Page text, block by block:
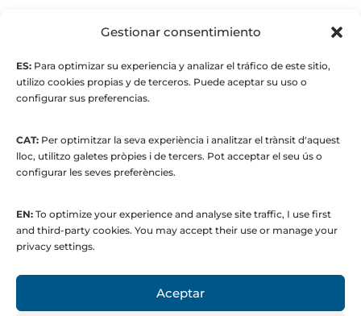
Gestionar consentimiento
ES: Para optimizar su experiencia y analizar el tráfico de este sitio,
utilizo cookies propias y de terceros. Puede aceptar su uso o
configurar sus preferencias.
CAT: Per optimitzar la seva experiència i analitzar el trànsit d'aquest
lloc, utilitzo galetes pròpies i de tercers. Pot acceptar el seu ús o
configurar les seves preferències.
EN: To optimize your experience and analyse site traffic, I use first
and third-party cookies. You may accept their use or manage your
privacy settings.
Aceptar
© Maria Fernandez Alonso
Full index
© 2015 to present. María Fernández Alonso
Strategic Manager | Corporate